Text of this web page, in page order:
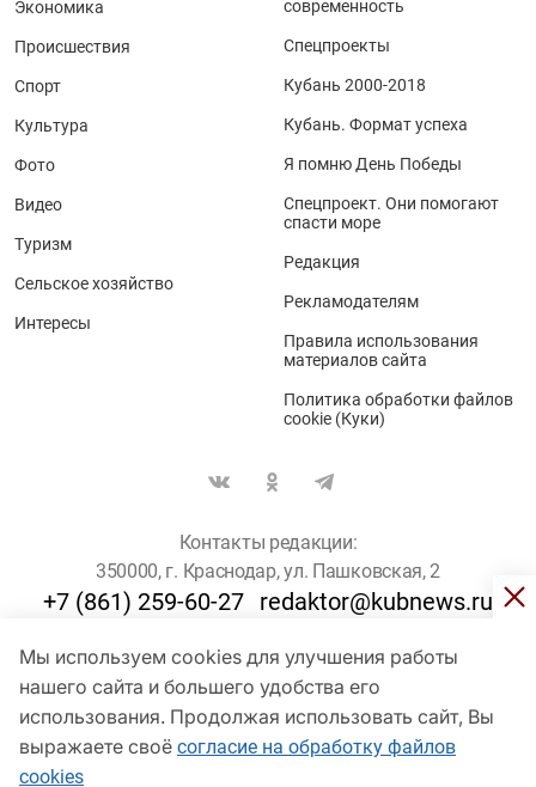
Мы используем cookies для улучшения работы
нашего сайта и большего удобства его
использования. Продолжая использовать сайт, Вы
выражаете своё согласие на обработку файлов
cookies
Экономика
Происшествия
Спорт
Культура
Фото
Видео
Туризм
Сельское хозяйство
Интересы
современность
Спецпроекты
Кубань 2000-2018
Кубань. Формат успеха
Я помню День Победы
Спецпроект. Они помогают
спасти море
Редакция
Рекламодателям
Правила использования
материалов сайта
Политика обработки файлов
cookie (Куки)
Контакты редакции:
350000, г. Краснодар, ул. Пашковская, 2
+7 (861) 259-60-27 redaktor@kubnews.ru
Для пользователей старше 16 лет
© Кубанские Новости, 2017
Сетевое издание «kubnews» зарегистрировано Федеральной
службой по надзору в сфере связи, информационных технологий
и массовых коммуникаций (Роскомнадзор). Регистрационный